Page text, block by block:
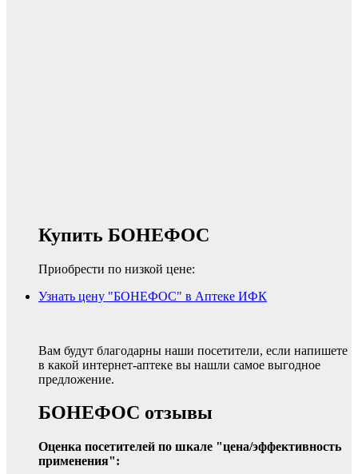
Купить БОНЕФОС
Приобрести по низкой цене:
Узнать цену "БОНЕФОС" в Аптеке ИФК
Вам будут благодарны наши посетители, если напишете
в какой интернет-аптеке вы нашли самое выгодное
предложение.
БОНЕФОС отзывы
Оценка посетителей по шкале "цена/эффективность
применения":